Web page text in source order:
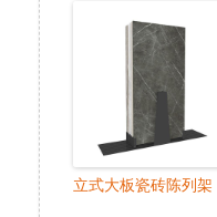
立式大板瓷砖陈列架